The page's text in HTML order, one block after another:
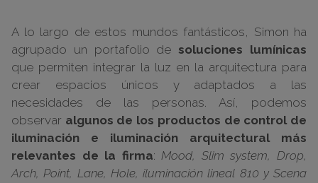
A lo largo de estos mundos fantásticos, Simon ha
agrupado un portafolio de soluciones lumínicas
que permiten integrar la luz en la arquitectura para
crear espacios únicos y adaptados a las
necesidades de las personas. Así, podemos
observar algunos de los productos de control de
iluminación e iluminación arquitectural más
relevantes de la firma:Mood, Slim system, Drop,
Arch, Point, Lane, Hole, iluminación lineal 810 y Scena